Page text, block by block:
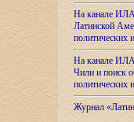
На канале
Латинской
На канале
Чили и поиск
Журнал